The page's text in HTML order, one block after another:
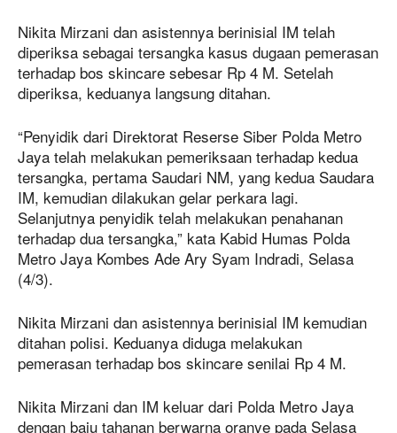
Nikita Mirzani dan asistennya berinisial IM telah
diperiksa sebagai tersangka kasus dugaan pemerasan
terhadap bos skincare sebesar Rp 4 M. Setelah
diperiksa, keduanya langsung ditahan.
“Penyidik dari Direktorat Reserse Siber Polda Metro
Jaya telah melakukan pemeriksaan terhadap kedua
tersangka, pertama Saudari NM, yang kedua Saudara
IM, kemudian dilakukan gelar perkara lagi.
Selanjutnya penyidik telah melakukan penahanan
terhadap dua tersangka,” kata Kabid Humas Polda
Metro Jaya Kombes Ade Ary Syam Indradi, Selasa
(4/3).
Nikita Mirzani dan asistennya berinisial IM kemudian
ditahan polisi. Keduanya diduga melakukan
pemerasan terhadap bos skincare senilai Rp 4 M.
Nikita Mirzani dan IM keluar dari Polda Metro Jaya
dengan baju tahanan berwarna oranye pada Selasa